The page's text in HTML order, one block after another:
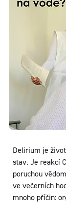
Delirium je
stav. Je reakcí
poruchou
ve večerních
mnoho příčin: